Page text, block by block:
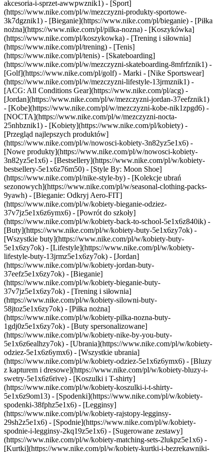
akcesoria-i-sprzet-awwpwznik1) - [Sport]
(https://www.nike.com/pl/w/mezczyzni-produkty-sportowe-
3k7dgznik1) - [Bieganie](https://www.nike.com/pl/bieganie) - [Piłka
nożna](https://www.nike.com/pl/pilka-nozna) - [Koszykówka]
(https://www.nike.com/pl/koszykowka) - [Trening i siłownia]
(https://www.nike.com/pl/trening) - [Tenis]
(https://www.nike.com/pl/tenis) - [Skateboarding]
(https://www.nike.com/pl/w/mezczyzni-skateboarding-8mfrfznik1) -
[Golf](https://www.nike.com/pl/golf) - Marki - [Nike Sportswear]
(https://www.nike.com/pl/w/mezczyzni-lifestyle-13jrmznik1) -
[ACG: All Conditions Gear](https://www.nike.com/pl/acg) -
[Jordan](https://www.nike.com/pl/w/mezczyzni-jordan-37eefznik1)
- [Kobe](https://www.nike.com/pl/w/mezczyzni-kobe-nik1zpgd6) -
[NOCTA](https://www.nike.com/pl/w/mezczyzni-nocta-
25nhbznik1) - [Kobiety](https://www.nike.com/pl/kobiety) -
[Przegląd najlepszych produktów]
(https://www.nike.com/pl/w/nowosci-kobiety-3n82yz5e1x6) -
[Nowe produkty](https://www.nike.com/pl/w/nowosci-kobiety-
3n82yz5e1x6) - [Bestsellery](https://www.nike.com/pl/w/kobiety-
bestsellery-5e1x6z76m50) - [Style By: Moon Shoe]
(https://www.nike.com/pl/nike-style-by) - [Kolekcje ubrań
sezonowych](https://www.nike.com/pl/w/seasonal-clothing-packs-
9yawh) - [Bieganie: Odkryj Aero-FIT]
(https://www.nike.com/pl/w/kobiety-bieganie-odziez-
37v7jz5e1x6z6ymx6) - [Powrót do szkoły]
(https://www.nike.com/pl/w/kobiety-back-to-school-5e1x6z840ik) -
[Buty](https://www.nike.com/pl/w/kobiety-buty-5e1x6zy7ok) -
[Wszystkie buty](https://www.nike.com/pl/w/kobiety-buty-
5e1x6zy7ok) - [Lifestyle](https://www.nike.com/pl/w/kobiety-
lifestyle-buty-13jrmz5e1x6zy7ok) - [Jordan]
(https://www.nike.com/pl/w/kobiety-jordan-buty-
37eefz5e1x6zy7ok) - [Bieganie]
(https://www.nike.com/pl/w/kobiety-bieganie-buty-
37v7jz5e1x6zy7ok) - [Trening i siłownia]
(https://www.nike.com/pl/w/kobiety-silowni-buty-
58jtoz5e1x6zy7ok) - [Piłka nożna]
(https://www.nike.com/pl/w/kobiety-pilka-nozna-buty-
1gdj0z5e1x6zy7ok) - [Buty spersonalizowane]
(https://www.nike.com/pl/w/kobiety-nike-by-you-buty-
5e1x6z6ealhzy7ok) - [Ubrania](https://www.nike.com/pl/w/kobiety-
odziez-5e1x6z6ymx6) - [Wszystkie ubrania]
(https://www.nike.com/pl/w/kobiety-odziez-5e1x6z6ymx6) - [Bluzy
z kapturem i dresowe](https://www.nike.com/pl/w/kobiety-bluzy-i-
swetry-5e1x6z6rive) - [Koszulki i T-shirty]
(https://www.nike.com/pl/w/kobiety-koszulki-i-t-shirty-
5e1x6z9om13) - [Spodenki](https://www.nike.com/pl/w/kobiety-
spodenki-38fphz5e1x6) - [Legginsy]
(https://www.nike.com/pl/w/kobiety-rajstopy-legginsy-
29sh2z5e1x6) - [Spodnie](https://www.nike.com/pl/w/kobiety-
spodnie-i-legginsy-2kq19z5e1x6) - [Sugerowane zestawy]
(https://www.nike.com/pl/w/kobiety-matching-sets-2lukpz5e1x6) -
[Kurtki](https://www.nike.com/pl/w/kobiety-kurtki-i-bezrekawniki-